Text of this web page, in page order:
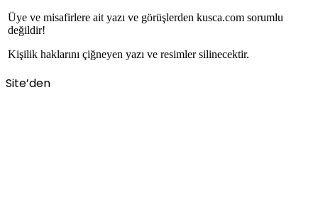
Üye ve misafirlere ait yazı ve görüşlerden kusca.com sorumlu
değildir!
Kişilik haklarını çiğneyen yazı ve resimler silinecektir.
Site’den